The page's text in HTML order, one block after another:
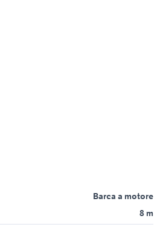
Barca a motore
8 m